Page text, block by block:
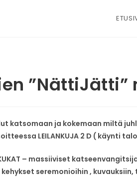
”NättiJätti”
katsomaan ja kokemaan miltä
LEILANKUJA 2 D ( käynti
– massiiviset
seremonioihin ,